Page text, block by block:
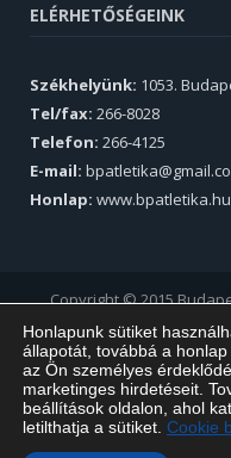
ELÉRHETŐSÉGEINK
Székhelyünk: 1053.
Tel/fax: 266-8028
Telefon: 266-4125
E-mail:
Honlap: www.bpatletika.hu
Copyright © 2015
Honlapunk sütiket
állapotát, továbbá a
az Ön személyes
marketinges hirdetéseit.
beállítások oldalon, ahol
letilthatja a sütiket. Cookie